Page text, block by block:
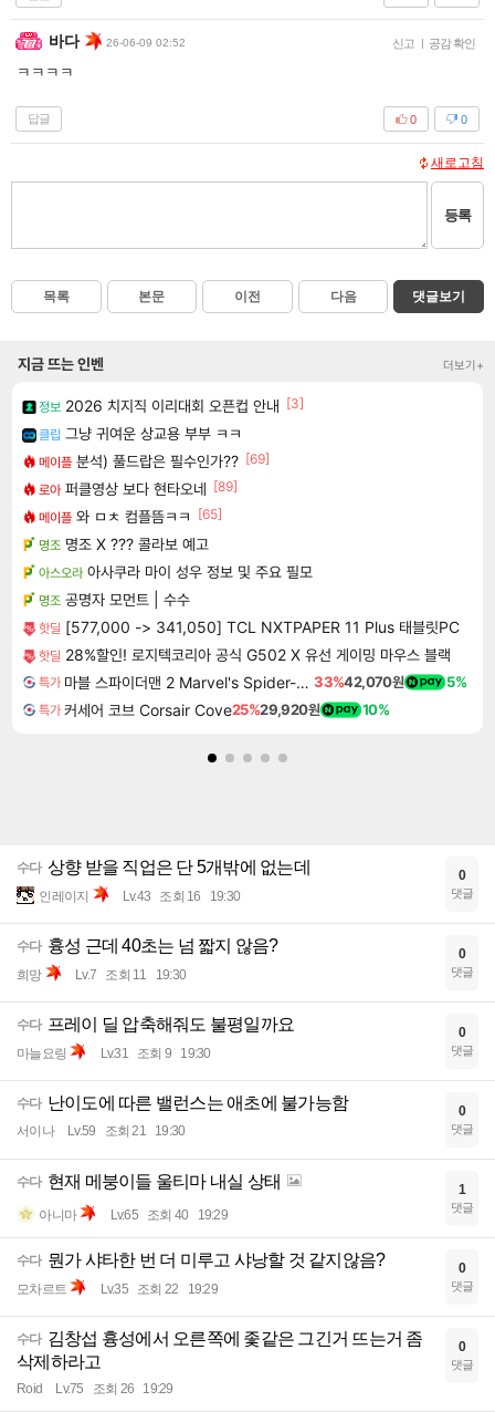
바다 26-06-09 02:52 신고 | 공감 확인
ㅋㅋㅋㅋ
답글 0
0
새로고침
등록
목록 본문 이전 다음 댓글보기
지금 뜨는 인벤 더보기+
정보 2026 치지직 이리대회 오픈컵 안내 [3]
클립 그냥 귀여운 상교용 부부 ㅋㅋ
메이플 분석) 풀드랍은 필수인가?? [69]
로아 퍼클영상 보다 현타오네 [89]
메이플 와 ㅁㅊ 컴플뜸ㅋㅋ
[65]
명조 명조 X ??? 콜라보 예고
아스오라 아사쿠라 마이 성우 정보 및 주요 필모
명조 공명자 모먼트 | 수수
핫딜 [577,000 -> 341,050] TCL NXTPAPER 11 Plus 태블릿PC
핫딜 28%할인! 로지텍코리아 공식 G502 X 유선 게이밍 마우스 블랙
특가 마블 스파이더맨 2 Marvel's Spider-Man 2 33%42,070원 5%
특가 커세어 코브 Corsair Cove25%29,920원 10%
수다 상향 받을 직업은 단 5개밖에 없는데
인레이지 Lv.43 조회 16 19:30
0
댓글
수다 흉성 근데 40초는 넘 짧지 않음?
희망 Lv.7 조회 11 19:30
0
댓글
수다 프레이 딜 압축해줘도 불평일까요
마늘요링 Lv.31 조회 9 19:30
0
댓글
수다 난이도에 따른 밸런스는 애초에 불가능함
서이나 Lv.59 조회 21 19:30
0
댓글
수다 현재 메붕이들 울티마 내실 상태
아니마 Lv.65 조회 40 19:29
1
댓글
수다 뭔가 샤타한 번 더 미루고 샤낭할 것 같지않음?
모차르트 Lv.35 조회 22 19:29
0
댓글
수다 김창섭 흉성에서 오른쪽에 좇같은 그긴거 뜨는거 좀
삭제하라고
Roid Lv.75 조회 26 19:29
0
댓글